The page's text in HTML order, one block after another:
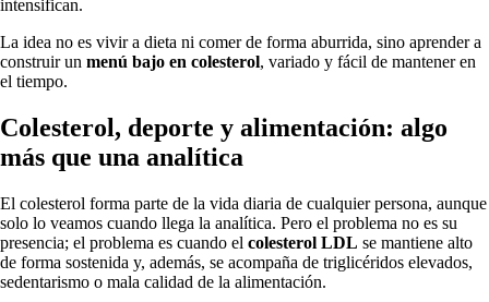
intensifican.
La idea no es vivir a dieta ni comer de forma aburrida, sino aprender a
construir un menú bajo en colesterol, variado y fácil de mantener en
el tiempo.
Colesterol, deporte y alimentación: algo
más que una analítica
El colesterol forma parte de la vida diaria de cualquier persona, aunque
solo lo veamos cuando llega la analítica. Pero el problema no es su
presencia; el problema es cuando el colesterol LDL se mantiene alto
de forma sostenida y, además, se acompaña de triglicéridos elevados,
sedentarismo o mala calidad de la alimentación.